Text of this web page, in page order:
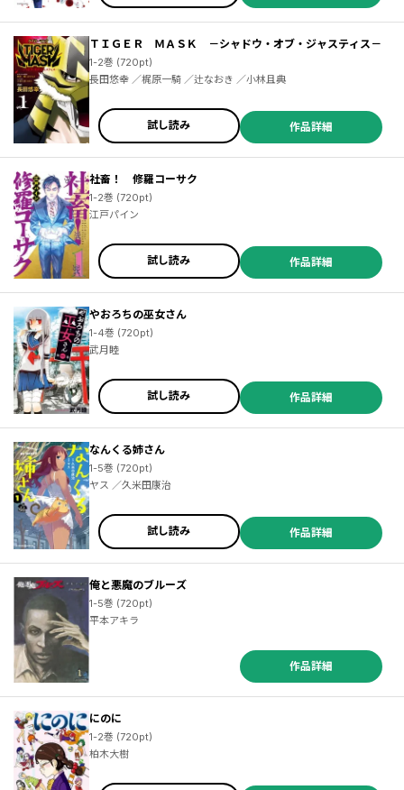
ＴＩＧＥＲ ＭＡＳＫ －シャドウ・オブ・ジャスティス－
1-2巻 (720pt)
長田悠幸 ／梶原一騎 ／辻なおき ／小林且典
試し読み 作品詳細
社畜！ 修羅コーサク
1-2巻 (720pt)
江戸パイン
試し読み 作品詳細
やおろちの巫女さん
1-4巻 (720pt)
武月睦
試し読み 作品詳細
なんくる姉さん
1-5巻 (720pt)
ヤス ／久米田康治
試し読み 作品詳細
俺と悪魔のブルーズ
1-5巻 (720pt)
平本アキラ
作品詳細
にのに
1-2巻 (720pt)
柏木大樹